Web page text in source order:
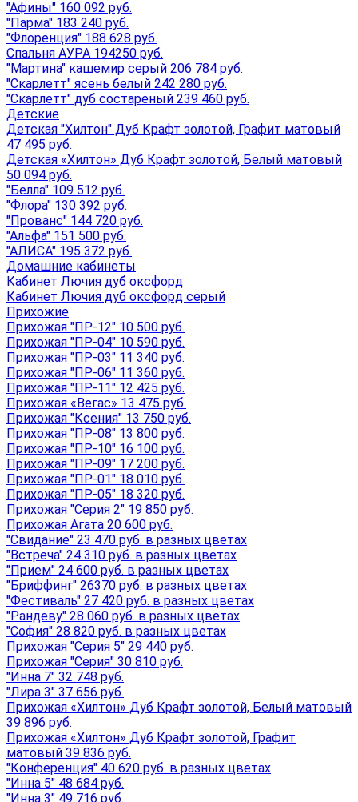
"Афины" 160 092 руб.
"Парма" 183 240 руб.
"Флоренция" 188 628 руб.
Спальня АУРА 194250 руб.
"Мартина" кашемир серый 206 784 руб.
"Скарлетт" ясень белый 242 280 руб.
"Скарлетт" дуб состареный 239 460 руб.
Детские
Детская "Хилтон" Дуб Крафт золотой, Графит матовый
47 495 руб.
Детская «Хилтон» Дуб Крафт золотой, Белый матовый
50 094 руб.
"Белла" 109 512 руб.
"Флора" 130 392 руб.
"Прованс" 144 720 руб.
"Альфа" 151 500 руб.
"АЛИСА" 195 372 руб.
Домашние кабинеты
Кабинет Лючия дуб оксфорд
Кабинет Лючия дуб оксфорд серый
Прихожие
Прихожая "ПР-12" 10 500 руб.
Прихожая "ПР-04" 10 590 руб.
Прихожая "ПР-03" 11 340 руб.
Прихожая "ПР-06" 11 360 руб.
Прихожая "ПР-11" 12 425 руб.
Прихожая «Вегас» 13 475 руб.
Прихожая "Ксения" 13 750 руб.
Прихожая "ПР-08" 13 800 руб.
Прихожая "ПР-10" 16 100 руб.
Прихожая "ПР-09" 17 200 руб.
Прихожая "ПР-01" 18 010 руб.
Прихожая "ПР-05" 18 320 руб.
Прихожая "Серия 2" 19 850 руб.
Прихожая Агата 20 600 руб.
"Свидание" 23 470 руб. в разных цветах
"Встреча" 24 310 руб. в разных цветах
"Прием" 24 600 руб. в разных цветах
"Бриффинг" 26370 руб. в разных цветах
"Фестиваль" 27 420 руб. в разных цветах
"Рандеву" 28 060 руб. в разных цветах
"София" 28 820 руб. в разных цветах
Прихожая "Серия 5" 29 440 руб.
Прихожая "Серия" 30 810 руб.
"Инна 7" 32 748 руб.
"Лира 3" 37 656 руб.
Прихожая «Хилтон» Дуб Крафт золотой, Белый матовый
39 896 руб.
Прихожая «Хилтон» Дуб Крафт золотой, Графит
матовый 39 836 руб.
"Конференция" 40 620 руб. в разных цветах
"Инна 5" 48 684 руб.
"Инна 3" 49 716 руб.